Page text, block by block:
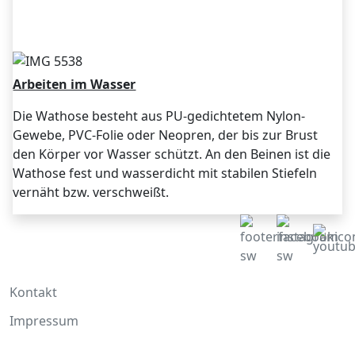
Arbeiten im Wasser
Die Wathose besteht aus PU-gedichtetem Nylon-
Gewebe, PVC-Folie oder Neopren, der bis zur Brust
den Körper vor Wasser schützt. An den Beinen ist die
Wathose fest und wasserdicht mit stabilen Stiefeln
vernäht bzw. verschweißt.
Kontakt
Impressum